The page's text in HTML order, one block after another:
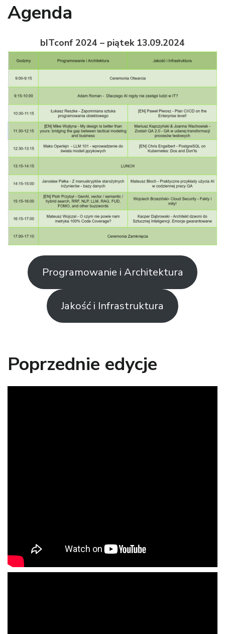
Agenda
bITconf 2024 – piątek 13.09.2024
Programowanie i Architektura
Jakość i Infrastruktura
Poprzednie edycje